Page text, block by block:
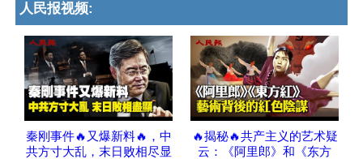
人民报视频:
秦刚事件🔥又爆新料🔥，中
共方寸大乱，末日败相尽显
🔥揭秘🔥共产主义的艺术疑
云：《阿里郎》和《东方